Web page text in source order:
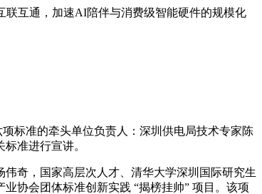
互通，加速AI陪伴与消费级智能硬件的规模化
标准的牵头单位负责人：深圳供电局技术专家陈
准进行宣讲。
奇，国家高层次人才、清华大学深圳国际研究生
协会团体标准创新实践 “揭榜挂帅” 项目。该项